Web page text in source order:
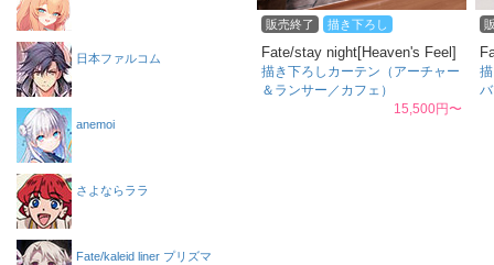
販売終了 描き下ろし
Fate/stay night[Heaven's Feel]
描き下ろしカーテン（アーチャー
＆ランサー／カフェ）
15,500円〜
日本ファルコム
anemoi
さよならララ
Fate/kaleid liner プリズマ